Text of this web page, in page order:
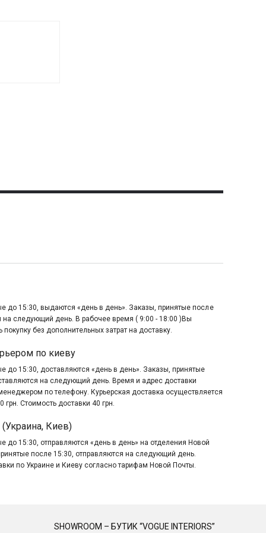
до 15:30, выдаются «день в день». Заказы, принятые после
на следующий день. В рабочее время ( 9:00 - 18:00 )Вы
покупку без дополнительных затрат на доставку.
по киеву
до 15:30, доставляются «день в день». Заказы, принятые
на следующий день. Время и адрес доставки
по телефону. Курьерская доставка осуществляется
грн. Стоимость доставки 40 грн.
Киев)
до 15:30, отправляются «день в день» на отделения Новой
после 15:30, отправляются на следующий день.
по Украине и Киеву согласно тарифам Новой Почты.
SHOWROOM – БУТИК “VOGUE INTERIORS”